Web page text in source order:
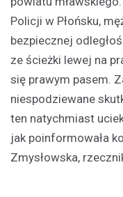
Policji w Płońsku,
bezpiecznej
ze ścieżki lewej na
się prawym pasem.
niespodziewane
ten natychmiast
jak poinformowała
Zmysłowska,